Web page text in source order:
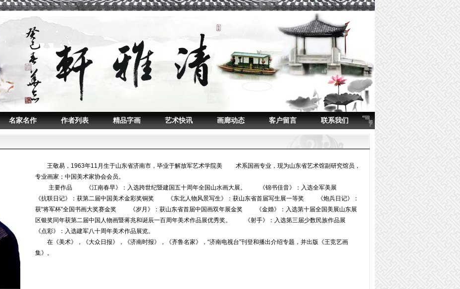
名家名作 作者列表 精品字画 艺术快讯 画廊动态 客户留言 联系我们
王敬易，1963年11月生于山东省济南市，毕业于解放军艺术学院美 术系国画专业，现为山东省艺术馆副研究馆员，
专业画家；中国美术家协会会员。
主要作品 《江南春早》：入选跨世纪暨建国五十周年全国山水画大展。 《锦书佳音》：入选全军美展
《抗联日记》：获第二届中国美术金彩奖铜奖 《东北人物风景写生》：获山东省首届写生展一等奖 《炮兵日记》：
获“将军杯”全国书画大奖赛金奖 《岁月》：获山东省首届中国画双年展金奖 《金婚》：入选第十届全国美展山东展
区银奖同年获第二届中国人物画暨蒋兆和诞辰一百周年美术作品展优秀奖。 《射手》：入选第三届少数民族作品展
《点彩》：入选建军八十周年美术作品展览。
在《美术》，《大众日报》，《济南时报》，《齐鲁名家》，“济南电视台”刊登和播出介绍专题，并出版《王竞艺画
集》。